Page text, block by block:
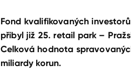
Fond kvalifikovaných
přibyl již 25. retail park –
Celková hodnota
miliardy korun.